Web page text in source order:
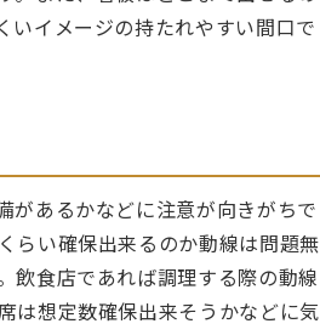
いイメージの持たれやすい間口で
があるかなどに注意が向きがちで
らい確保出来るのか動線は問題無
飲食店であれば調理する際の動線
は想定数確保出来そうかなどに気